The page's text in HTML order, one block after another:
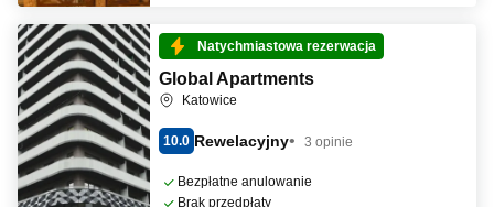
Natychmiastowa rezerwacja
Global Apartments
Katowice
10.0 Rewelacyjny 3 opinie
Bezpłatne anulowanie
Brak przedpłaty